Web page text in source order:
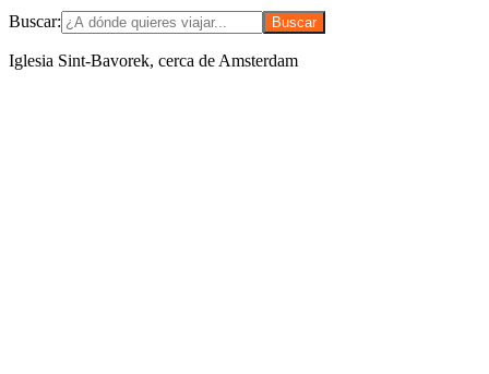
Buscar:
Iglesia Sint-Bavorek, cerca de Amsterdam